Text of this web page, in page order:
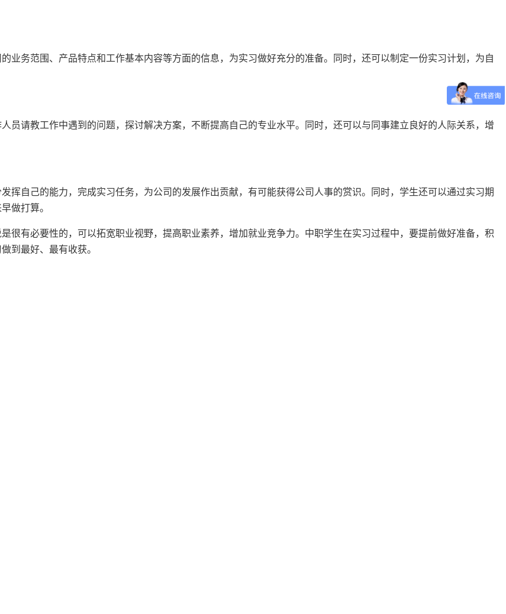
务范围、产品特点和工作基本内容等方面的信息，为实习做好充分的准备。同时，还可以制定一份实习计划，为自
请教工作中遇到的问题，探讨解决方案，不断提高自己的专业水平。同时，还可以与同事建立良好的人际关系，增
自己的能力，完成实习任务，为公司的发展作出贡献，有可能获得公司人事的赏识。同时，学生还可以通过实习期
做打算。
有必要性的，可以拓宽职业视野，提高职业素养，增加就业竞争力。中职学生在实习过程中，要提前做好准备，积
到最好、最有收获。